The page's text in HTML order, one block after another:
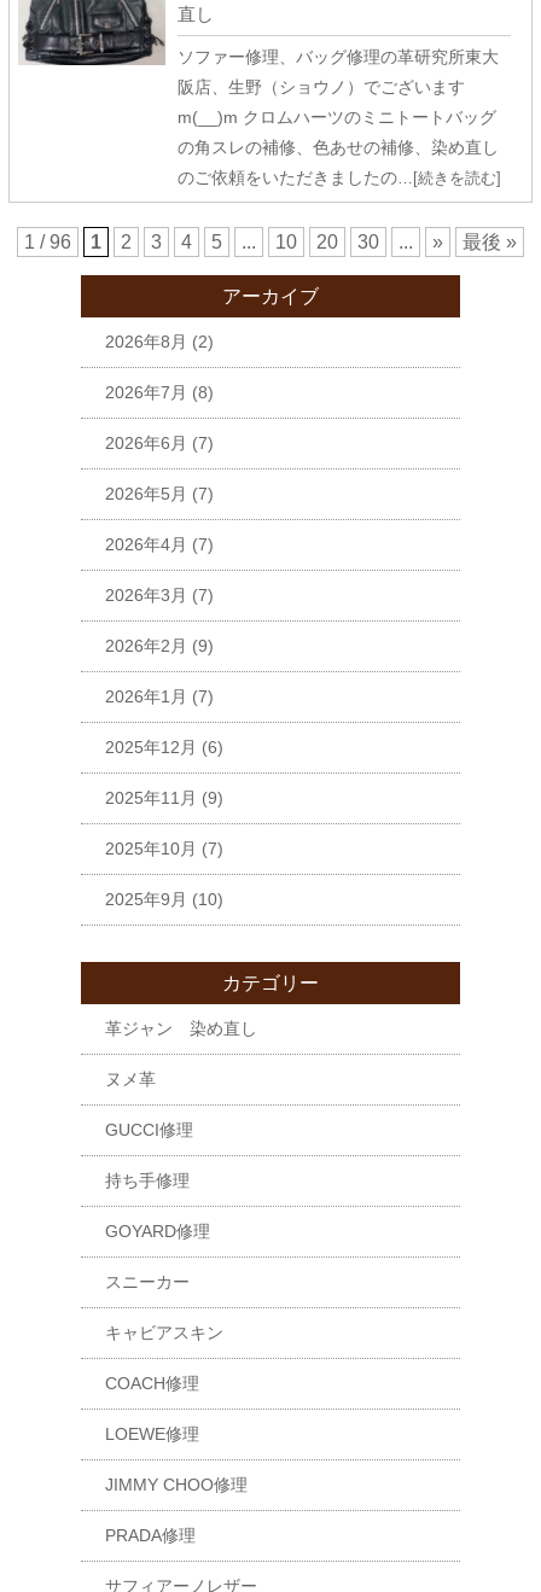
直し
ソファー修理、バッグ修理の革研究所東大
阪店、生野（ショウノ）でございます
m(__)m クロムハーツのミニトートバッグ
の角スレの補修、色あせの補修、染め直し
のご依頼をいただきましたの…[続きを読む]
1 / 96 1 2 3 4 5 ... 10 20 30 ... » 最後 »
アーカイブ
2026年8月 (2)
2026年7月 (8)
2026年6月 (7)
2026年5月 (7)
2026年4月 (7)
2026年3月 (7)
2026年2月 (9)
2026年1月 (7)
2025年12月 (6)
2025年11月 (9)
2025年10月 (7)
2025年9月 (10)
カテゴリー
革ジャン 染め直し
ヌメ革
GUCCI修理
持ち手修理
GOYARD修理
スニーカー
キャビアスキン
COACH修理
LOEWE修理
JIMMY CHOO修理
PRADA修理
サフィアーノレザー